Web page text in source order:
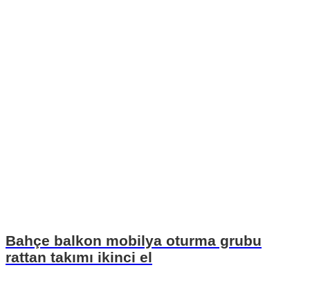
Bahçe balkon mobilya oturma grubu
rattan takımı ikinci el